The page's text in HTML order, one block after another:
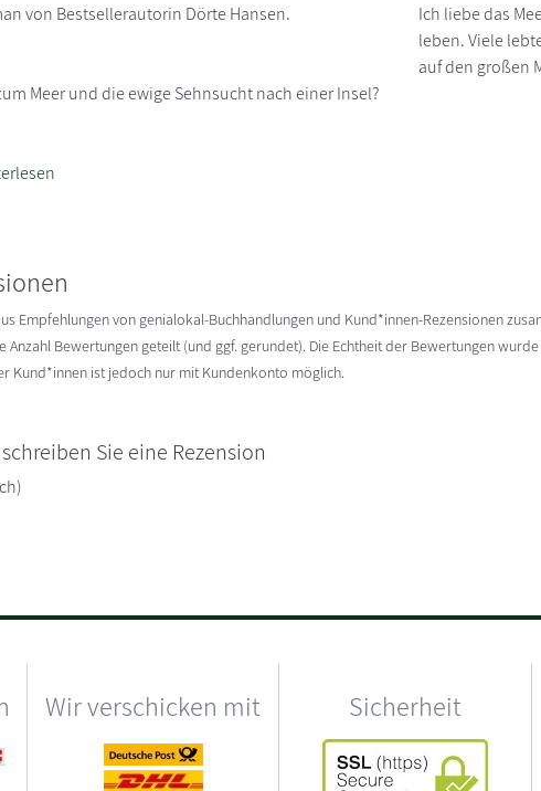
von Bestsellerautorin Dörte Hansen.
Meer und die ewige Sehnsucht nach einer Insel?
Ich liebe das
leben. Viele
auf den großen
Empfehlungen von genialokal-Buchhandlungen und Kund*innen-Rezensionen
Anzahl Bewertungen geteilt (und ggf. gerundet). Die Echtheit der Bewertungen
Kund*innen ist jedoch nur mit Kundenkonto möglich.
Sie eine Rezension
Wir verschicken mit Sicherheit